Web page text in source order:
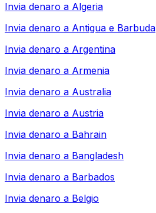
Invia denaro a Algeria
Invia denaro a Antigua e Barbuda
Invia denaro a Argentina
Invia denaro a Armenia
Invia denaro a Australia
Invia denaro a Austria
Invia denaro a Bahrain
Invia denaro a Bangladesh
Invia denaro a Barbados
Invia denaro a Belgio